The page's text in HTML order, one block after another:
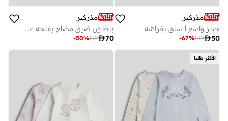
مذركير
جينز واسع الساق بفراشة
50
149
-67%
مذركير
بنطلون ضيق مضلع بفتحة عند الساق عبوتين
70
139
-50%
الأكثر طلبا